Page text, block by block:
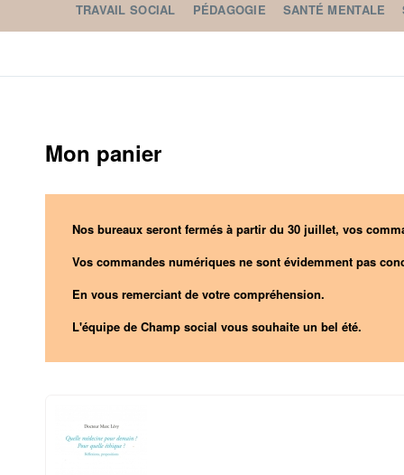
TRAVAIL SOCIAL PÉDAGOGIE SANTÉ MENTALE
Mon panier
Nos bureaux seront fermés à partir du 30 juillet, vos
Vos commandes numériques ne sont évidemment pas
En vous remerciant de votre compréhension.
L'équipe de Champ social vous souhaite un bel été.